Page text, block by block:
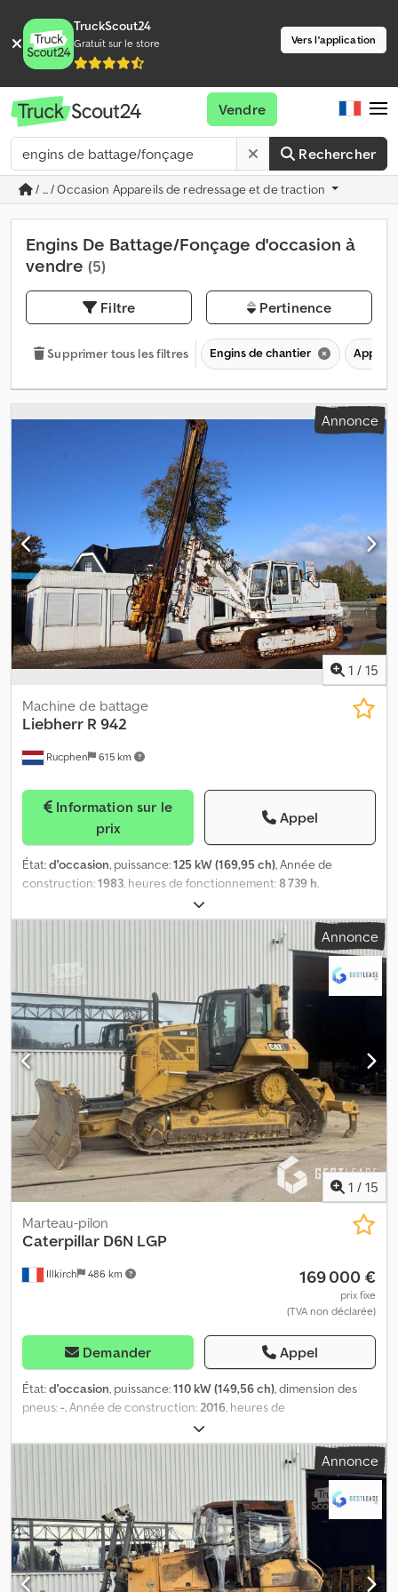
TruckScout24
Gratuit sur le store Vers l'application
Rechercher
Vendre
/ ... / Occasion Appareils de redressage et de traction
Engins De Battage/Fonçage d'occasion à
vendre (5)
Filtre Pertinence
Supprimer tous les filtres Engins de chantier
Annonce
1 / 15
Rucphen 615 km
Machine de battage
Liebherr R 942
prix
Appel
État:d'occasion, puissance:125 kW (169,95 ch), Année de
construction:1983, heures de fonctionnement:8 739 h,
Entraînement : Chenilles Marque du moteur : Liebherr Crodpfjxv
Rxyjx Al Asf Veuillez contacter J.A.J. Jansen pour plus
Annonce
1 / 15
Illkirch 486 km
Marteau-pilon
Caterpillar D6N LGP
169 000 €
prix fixe
(TVA non déclarée)
Demander Appel
État:d'occasion, puissance:110 kW (149,56 ch), dimension des
pneus:- , Année de construction: 2016 , heures de
, Équipement:
Référence : 230150 Type : Bulldozer Marque / Modèle :
CATERPILLAR D6N LGP Année de mise en service : 2016
Kilométrage : 13 200 Codpoytx E Djfx Al Ajrf Heures : 4 734 Poids : 18
T Puissance : 132 kW Équipements : Hauteur d'arête actuel 42mm
usée à 27% Hauteur d'arête neuve 57mm Graissage centralisé
Pré-disposition 3D GPS Lame 6 voies pliable VPAT Ripper
Cimatisation Prix de vente hors taxes. Livraison possible en
supplément. Plus d?informations et photos disponibles sur notre
Annonce